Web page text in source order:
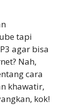
tapi
agar bisa
Nah,
cara
khawatir,
kok!